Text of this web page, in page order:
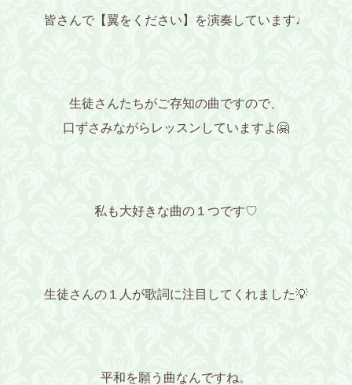
皆さんで【翼をください】を演奏しています♩
生徒さんたちがご存知の曲ですので、
口ずさみながらレッスンしていますよ🤗
私も大好きな曲の１つです♡
生徒さんの１人が歌詞に注目してくれました💡
平和を願う曲なんですね。